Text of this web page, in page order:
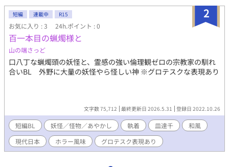
2
短編 連載中 R15
お気に入り : 3 24h.ポイント : 0
百一本目の蝋燭様と
山の端さっど
口八丁な蝋燭頭の妖怪と、霊感の強い倫理観ゼロの宗教家の馴れ
合いBL 外野に大量の妖怪やら怪しい神 ※グロテスクな表現あり
文字数 75,712 最終更新日 2026.5.31 登録日 2022.10.26
短編BL 妖怪／怪物／あやかし 執着 皿達千
和風
現代日本
ホラー風味 グロテスク表現あり